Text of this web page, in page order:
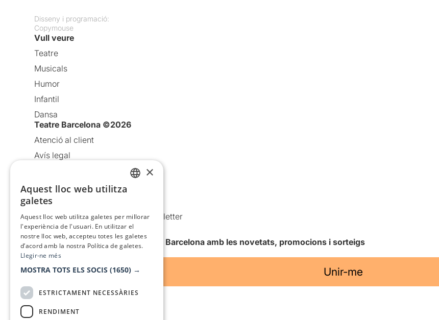
Disseny i programació:
Copymouse
Vull veure
Teatre
Musicals
Humor
Infantil
Dansa
Teatre Barcelona ©2026
Atenció al client
Avís legal
Política de cookies
Condicions d’ús
Comunicacions comercials i Newsletter
Anuncia’t
Vull rebre la newsletter de Teatre Barcelona amb les novetats, promocions i sorteigs
Unir-me
×
Aquest lloc web utilitza
galetes
Aquest lloc web utilitza galetes per millorar
l'experiència de l'usuari. En utilitzar el
nostre lloc web, accepteu totes les galetes
d’acord amb la nostra Política de galetes.
Llegir-ne més
MOSTRA TOTS ELS SOCIS (1650) →
ESTRICTAMENT NECESSÀRIES
RENDIMENT